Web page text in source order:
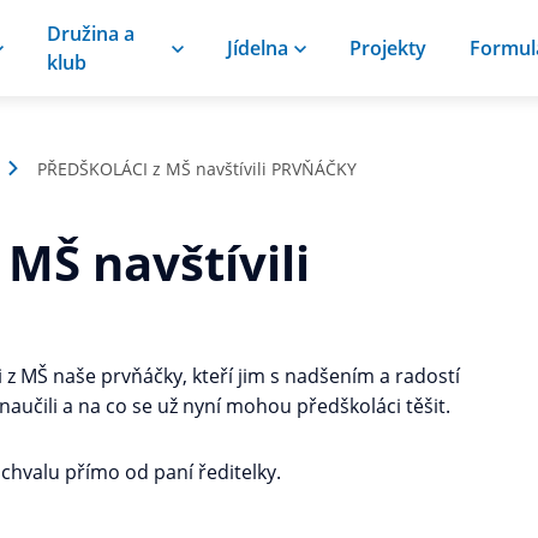
Družina a
klub
Jídelna Projekty
PŘEDŠKOLÁCI z MŠ navštívili PRVŇÁČKY
MŠ navštívili
MŠ naše prvňáčky, kteří jim s nadšením a radostí
a na co se už nyní mohou předškoláci těšit.
přímo od paní ředitelky.